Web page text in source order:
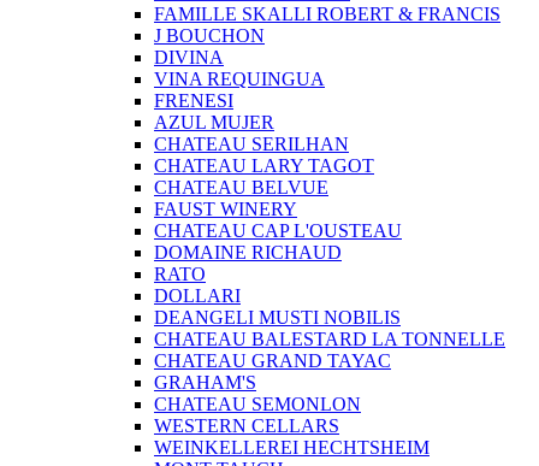
FAMILLE SKALLI ROBERT & FRANCIS
J BOUCHON
DIVINA
VINA REQUINGUA
FRENESI
AZUL MUJER
CHATEAU SERILHAN
CHATEAU LARY TAGOT
CHATEAU BELVUE
FAUST WINERY
CHATEAU CAP L'OUSTEAU
DOMAINE RICHAUD
RATO
DOLLARI
DEANGELI MUSTI NOBILIS
CHATEAU BALESTARD LA TONNELLE
CHATEAU GRAND TAYAC
GRAHAM'S
CHATEAU SEMONLON
WESTERN CELLARS
WEINKELLEREI HECHTSHEIM